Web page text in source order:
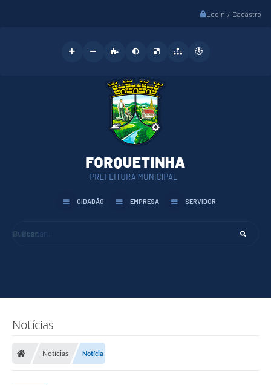
Login / Cadastro
Buscar...
CIDADÃO EMPRESA SERVIDOR
Notícias
Notícias Notícia